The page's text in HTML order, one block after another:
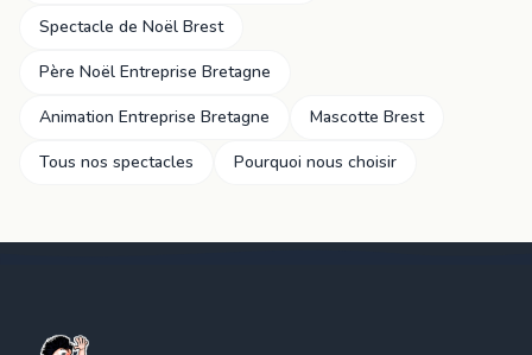
Spectacle de Noël Brest
Père Noël Entreprise Bretagne
Animation Entreprise Bretagne
Mascotte Brest
Tous nos spectacles
Pourquoi nous choisir